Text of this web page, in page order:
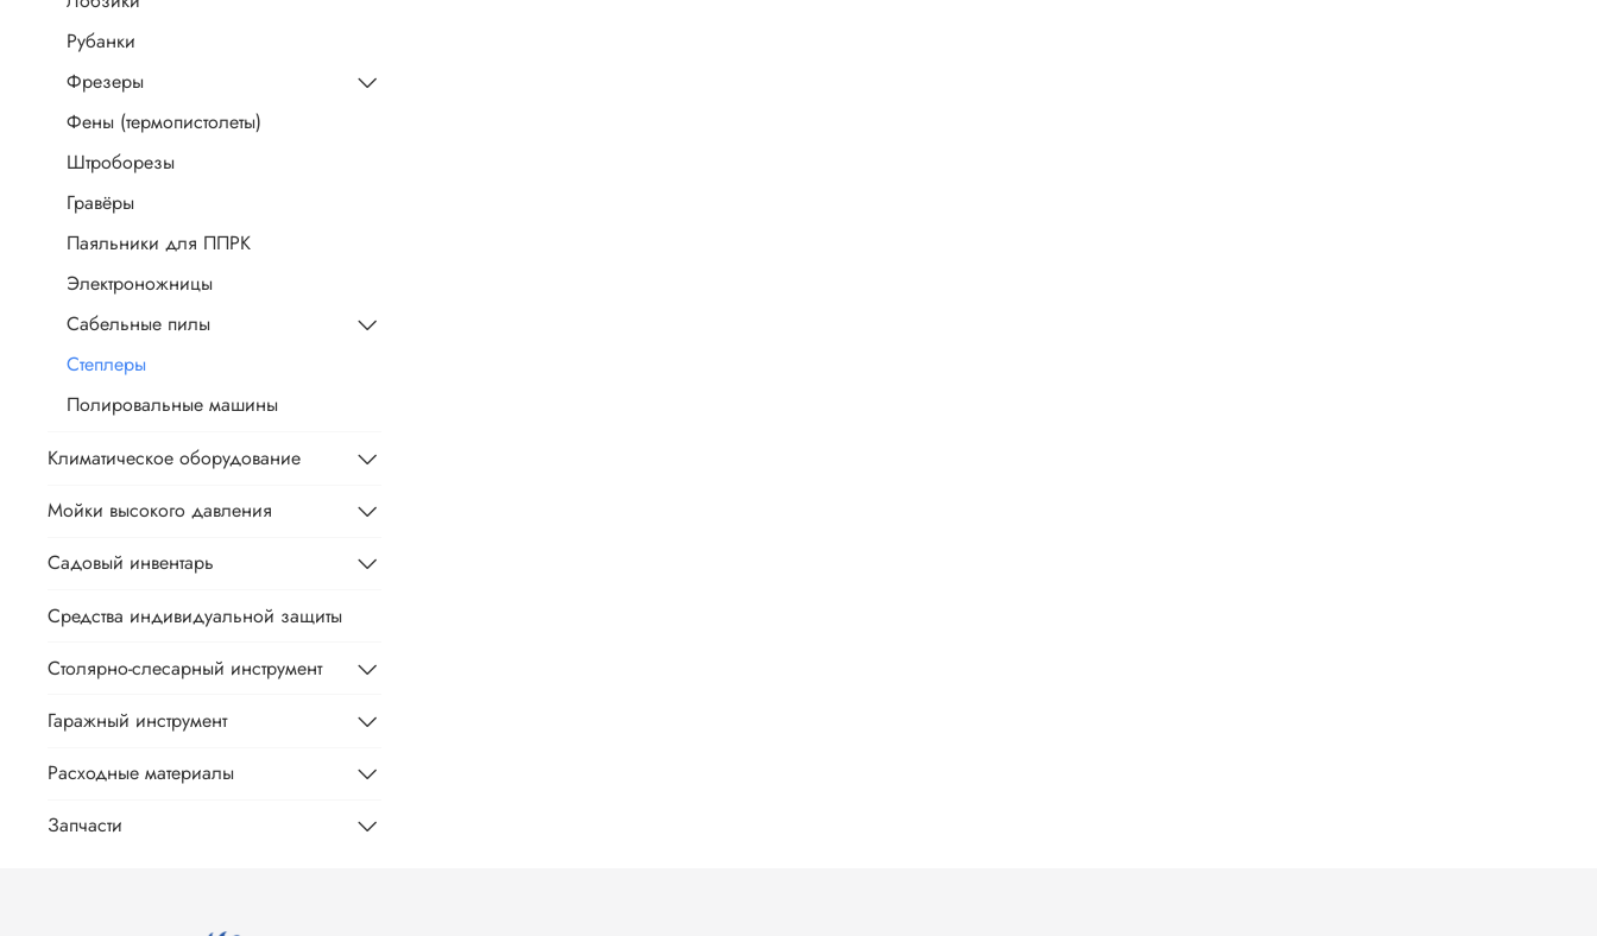
Рубанки
Фрезеры
Фены (термопистолеты)
Штроборезы
Гравёры
Паяльники для ППРК
Электроножницы
Сабельные пилы
Степлеры
Полировальные машины
Климатическое оборудование
Мойки высокого давления
Садовый инвентарь
Средства индивидуальной защиты
Столярно-слесарный инструмент
Гаражный инструмент
Расходные материалы
Запчасти